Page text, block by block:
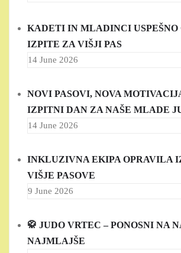
KADETI IN MLADINCI USPEŠNO
IZPITE ZA VIŠJI PAS
14 June 2026
NOVI PASOVI, NOVA
IZPITNI DAN ZA NAŠE MLADE
14 June 2026
INKLUZIVNA EKIPA OPRAVILA
VIŠJE PASOVE
9 June 2026
🥋 JUDO VRTEC – PONOSNI NA
NAJMLAJŠE